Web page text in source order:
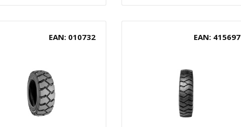
EAN: 010732 EAN: 415697